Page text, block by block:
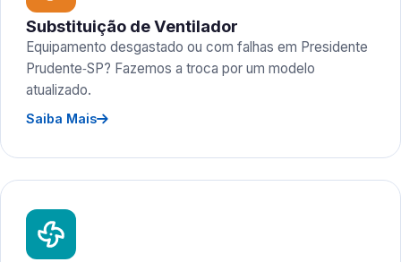
Substituição de Ventilador
Equipamento desgastado ou com falhas em Presidente
Prudente‑SP? Fazemos a troca por um modelo
atualizado.
Saiba Mais